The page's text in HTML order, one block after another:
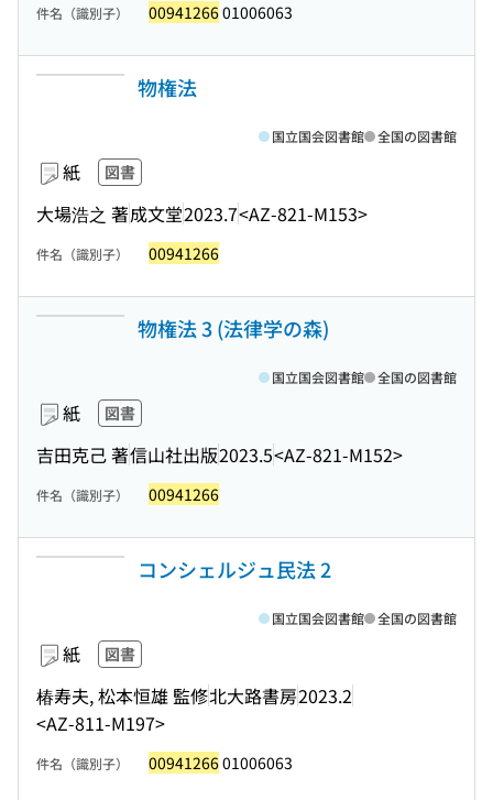
件名（識別子） 0094126601006063
物権法
紙 図書
大場浩之 著成文堂2023.7<AZ-821-M153>
国立国会図書館 全国の図書館
件名（識別子） 00941266
物権法 3 (法律学の森)
紙 図書
吉田克己 著信山社出版2023.5<AZ-821-M152>
国立国会図書館 全国の図書館
件名（識別子） 00941266
コンシェルジュ民法 2
紙 図書
椿寿夫, 松本恒雄 監修北大路書房2023.2
<AZ-811-M197>
国立国会図書館 全国の図書館
件名（識別子） 0094126601006063